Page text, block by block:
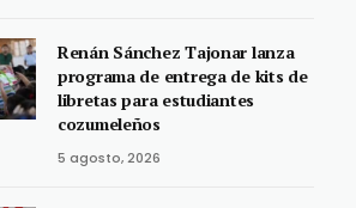
Renán Sánchez Tajonar lanza
programa de entrega de kits de
libretas para estudiantes
cozumeleños
5 agosto, 2026